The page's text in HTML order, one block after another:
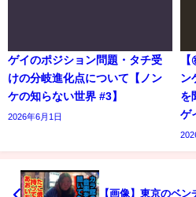
ゲイのポジション問題・タチ受
けの分岐進化点について【ノン
ケの知らない世界 #3】
2026年6月1日
ン
を
ゲ
【画像】東京のベ